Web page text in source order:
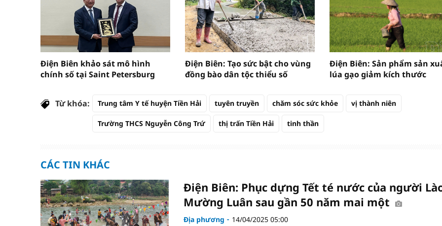
Điện Biên khảo sát mô hình
chính số tại Saint Petersburg
Điện Biên: Tạo sức bật cho vùng
đồng bào dân tộc thiểu số
Điện Biên: Sản phẩm sản
lúa gạo giảm kích thước
Từ khóa: Trung tâm Y tế huyện Tiền Hải tuyên truyền chăm sóc sức khỏe vị thành niên
Trường THCS Nguyễn Công Trứ thị trấn Tiền Hải tinh thần
CÁC TIN KHÁC
Điện Biên: Phục dựng Tết té nước của người
Mường Luân sau gần 50 năm mai một
Địa phương 14/04/2025 05:00